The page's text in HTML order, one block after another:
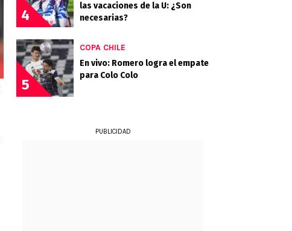
4
las vacaciones de la U: ¿Son
necesarias?
5
COPA CHILE
En vivo: Romero logra el empate
para Colo Colo
PUBLICIDAD